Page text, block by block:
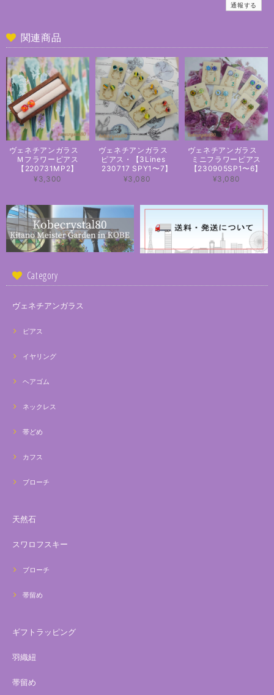
通報する
関連商品
ヴェネチアンガラス
Ｍフラワーピアス
【220731MP2】
¥3,300
ヴェネチアンガラス
ピアス・【3Lines
230717 SPY1〜7】
¥3,080
ヴェネチアンガラス
ミニフラワーピアス
【230905SP1〜6】
¥3,080
Category
ヴェネチアンガラス
ピアス
イヤリング
ヘアゴム
ネックレス
帯どめ
カフス
ブローチ
天然石
スワロフスキー
ブローチ
帯留め
ギフトラッピング
羽織紐
帯留め